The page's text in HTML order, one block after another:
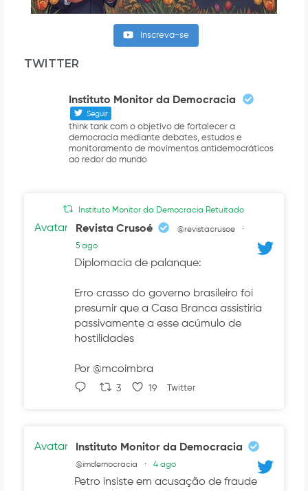
Inscreva-se
TWITTER
Instituto Monitor da Democracia
Seguir
think tank com o objetivo de fortalecer a
democracia mediante debates, estudos e
monitoramento de movimentos antidemocráticos
ao redor do mundo
Instituto Monitor da Democracia Retuitado
Avatar Revista Crusoé @revistacrusoe
·
5 ago
Diplomacia de palanque:
Erro crasso do governo brasileiro foi
presumir que a Casa Branca assistiria
passivamente a esse acúmulo de
hostilidades
Por @mcoimbra
3 19 Twitter
Avatar Instituto Monitor da Democracia
@imdemocracia · 4 ago
Petro insiste em acusação de fraude